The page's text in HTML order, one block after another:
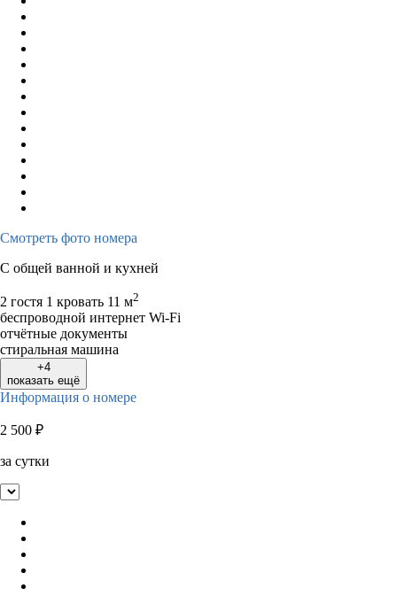
Смотреть фото номера
С общей ванной и кухней
2 гостя 1 кровать 11 м2
беспроводной интернет Wi-Fi
отчётные документы
стиральная машина
+4
показать ещё
Информация о номере
2 500 ₽
за сутки